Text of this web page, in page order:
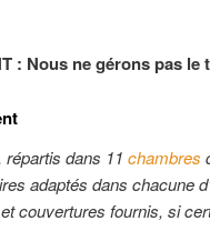
: Nous ne gérons pas le
répartis dans 11 chambres
adaptés dans chacune
couvertures fournis, si